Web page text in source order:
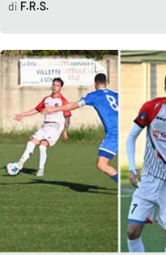
Storie
LAC
NETWORK
Lacplay.it
Lactv.it
Laconair.it
F.R.S.